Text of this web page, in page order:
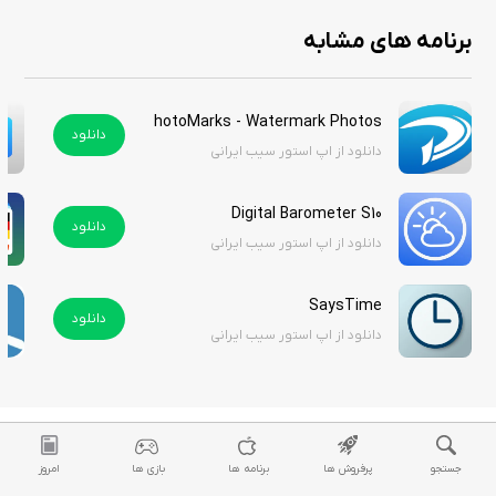
جستجو پرفروش ها برنامه ها بازی ها امروز
برنامه های مشابه
PhotoMarks - Watermark Photos
دانلود از اپ استور سیب ایرانی
دانلود
Digital Barometer S10
دانلود از اپ استور سیب ایرانی
دانلود
SaysTime
دانلود از اپ استور سیب ایرانی
دانلود